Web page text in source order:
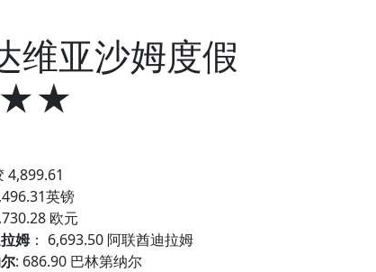
维亚沙姆度假
4,899.61
英镑
欧元
姆： 6,693.50 阿联酋迪拉姆
: 686.90 巴林第纳尔